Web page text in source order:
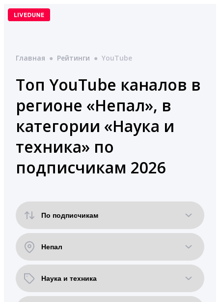
Перейти
Главная ● Рейтинги ● YouTube
Топ YouTube каналов в
регионе «Непал», в
категории «Наука и
техника» по
подписчикам 2026